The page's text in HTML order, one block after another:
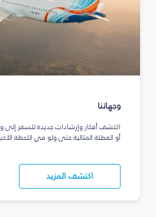
وجهاتنا
اكتشف أفكار وإرشادات جديدة للسفر إلى
أو العطلة المثالية حتى ولو في اللحظة
اكتشف المزيد